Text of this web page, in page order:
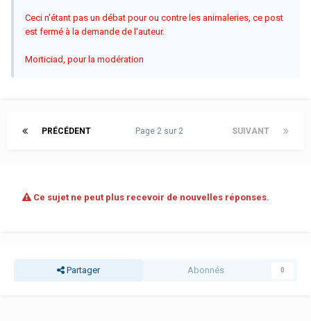
Ceci n'étant pas un débat pour ou contre les animaleries, ce post
est fermé à la demande de l'auteur.
Morticiad, pour la modération
PRÉCÉDENT SUIVANT
Page 2 sur 2
Ce sujet ne peut plus recevoir de nouvelles réponses.
Partager Abonnés 0